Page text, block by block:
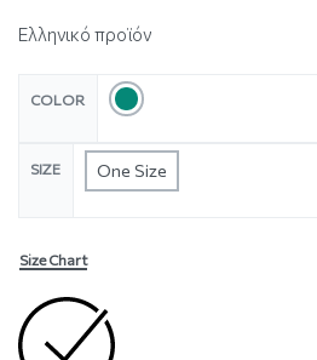
Ελληνικό προϊόν
COLOR
SIZE One Size
Size Chart